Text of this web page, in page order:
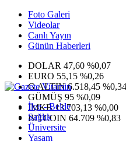
Foto Galeri
Videolar
Canlı Yayın
Günün Haberleri
DOLAR 47,60 %0,07
EURO 55,15 %0,26
G.ALTIN6.518,45 %0,34
GÜMÜŞ 95 %0,09
IMKB13.703,13 %0,00
BITCOIN 64.709 %0,83
İlçe - Belde
Sağlık
Üniversite
Yaşam